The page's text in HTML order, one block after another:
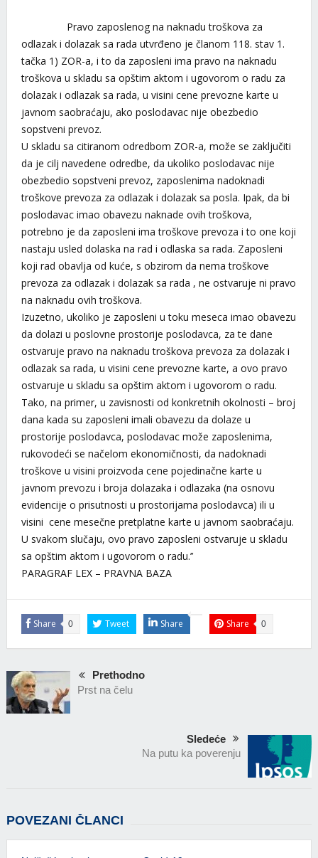
Pravo zaposlenog na naknadu troškova za
odlazak i dolazak sa rada utvrđeno je članom 118. stav 1.
tačka 1) ZOR-a, i to da zaposleni ima pravo na naknadu
troškova u skladu sa opštim aktom i ugovorom o radu za
dolazak i odlazak sa rada, u visini cene prevozne karte u
javnom saobraćaju, ako poslodavac nije obezbedio
sopstveni prevoz.
U skladu sa citiranom odredbom ZOR-a, može se zaključiti
da je cilj navedene odredbe, da ukoliko poslodavac nije
obezbedio sopstveni prevoz, zaposlenima nadoknadi
troškove prevoza za odlazak i dolazak sa posla. Ipak, da bi
poslodavac imao obavezu naknade ovih troškova,
potrebno je da zaposleni ima troškove prevoza i to one koji
nastaju usled dolaska na rad i odlaska sa rada. Zaposleni
koji rad obavlja od kuće, s obzirom da nema troškove
prevoza za odlazak i dolazak sa rada , ne ostvaruje ni pravo
na naknadu ovih troškova.
Izuzetno, ukoliko je zaposleni u toku meseca imao obavezu
da dolazi u poslovne prostorije poslodavca, za te dane
ostvaruje pravo na naknadu troškova prevoza za dolazak i
odlazak sa rada, u visini cene prevozne karte, a ovo pravo
ostvaruje u skladu sa opštim aktom i ugovorom o radu.
Tako, na primer, u zavisnosti od konkretnih okolnosti – broj
dana kada su zaposleni imali obavezu da dolaze u
prostorije poslodavca, poslodavac može zaposlenima,
rukovodeći se načelom ekonomičnosti, da nadoknadi
troškove u visini proizvoda cene pojedinačne karte u
javnom prevozu i broja dolazaka i odlazaka (na osnovu
evidencije o prisutnosti u prostorijama poslodavca) ili u
visini cene mesečne pretplatne karte u javnom saobraćaju.
U svakom slučaju, ovo pravo zaposleni ostvaruje u skladu
sa opštim aktom i ugovorom o radu.’’
PARAGRAF LEX – PRAVNA BAZA
Share 0 Tweet Share Share 0
Prethodno
Prst na čelu
Sledeće
Na putu ka poverenju
POVEZANI ČLANCI